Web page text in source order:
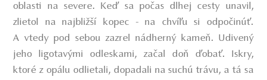
oblasti na severe. Keď sa počas dlhej cesty unavil,
zlietol na najbližší kopec - na chvíľu si odpočinúť.
A vtedy pod sebou zazrel nádherný kameň. Udivený
jeho ligotavými odleskami, začal doň ďobať. Iskry,
ktoré z opálu odlietali, dopadali na suchú trávu, a tá sa